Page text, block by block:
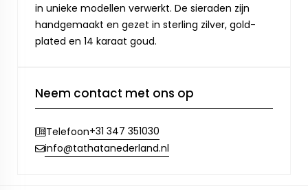
in unieke modellen verwerkt. De sieraden zijn
handgemaakt en gezet in sterling zilver, gold-
plated en 14 karaat goud.
Neem contact met ons op
Telefoon+31 347 351030
info@tathatanederland.nl